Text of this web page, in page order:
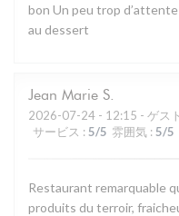
bon Un peu trop
au dessert
Jean Marie S
2026-07-24 - 12:15 - ゲス
サービス : 5/5 雰囲気 : 5/5
Restaurant remarquable
produits du terroir,